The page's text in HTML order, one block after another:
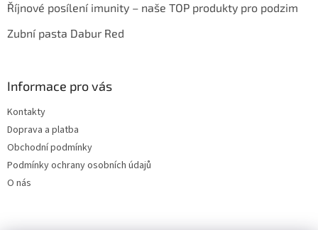
Říjnové posílení imunity – naše TOP produkty pro podzim
Zubní pasta Dabur Red
Informace pro vás
Kontakty
Doprava a platba
Obchodní podmínky
Podmínky ochrany osobních údajů
O nás